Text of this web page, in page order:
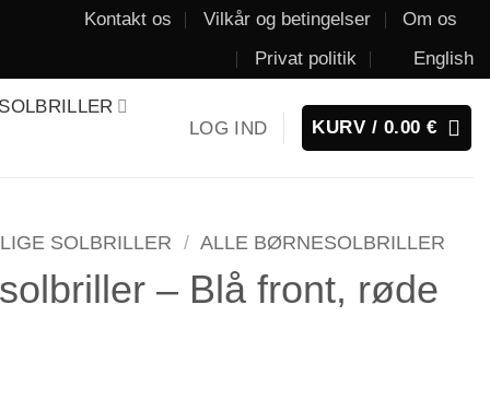
Kontakt os Vilkår og betingelser
Om os
Privat politik
English
LOG IND KURV / 0.00€
SOLBRILLER / ALLE BØRNESOLBRILLER
– Blå front, røde